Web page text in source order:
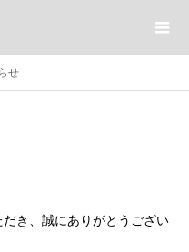
せ
き、誠にありがとうござい